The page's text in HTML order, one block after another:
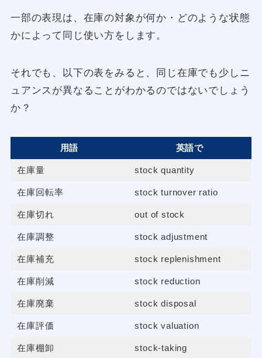
一部の表現は、在庫の対象が何か・どのような状態
かによって同じ使い方をします。
それでも、以下の表をみると、同じ在庫でも少しニ
ュアンスが異なることがわかるのではないでしょう
か？
用語 英語で
在庫量 stock quantity
在庫回転率 stock turnover ratio
在庫切れ out of stock
在庫調整 stock adjustment
在庫補充 stock replenishment
在庫削減 stock reduction
在庫廃棄 stock disposal
在庫評価 stock valuation
在庫棚卸 stock-taking